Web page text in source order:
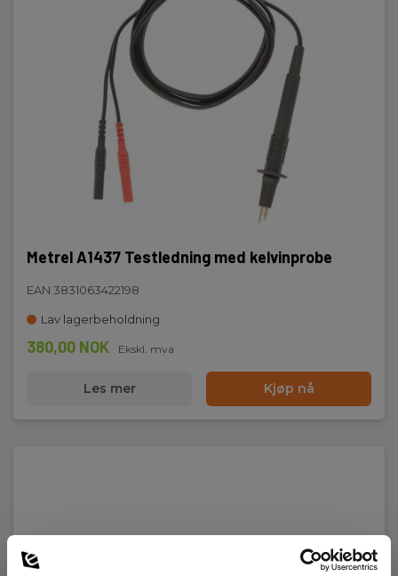
Metrel A1437 Testledning med kelvinprobe
EAN 3831063422198
Lav lagerbeholdning
380,00 NOK Ekskl. mva
Les mer Kjøp nå